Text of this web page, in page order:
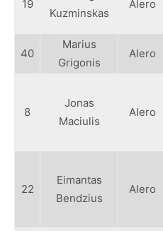
19
Kuzminskas
Alero
40
Marius
Grigonis
Alero
8
Jonas
Maciulis
Alero
22
Eimantas
Bendzius
Alero